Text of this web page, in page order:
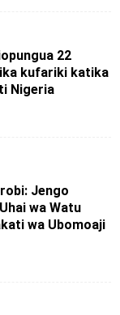
22
kufariki katika
Nigeria
Jengo
wa Watu
wa Ubomoaji